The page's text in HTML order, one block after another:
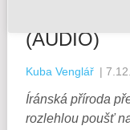
A
(AUDIO)
Kuba Venglář |
Íránská příroda
rozlehlou poušť